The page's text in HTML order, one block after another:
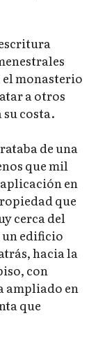
monasterio
a otros
su costa.
de una
que mil
en
que
cerca del
un edificio
hacia la
con
ampliado en
que